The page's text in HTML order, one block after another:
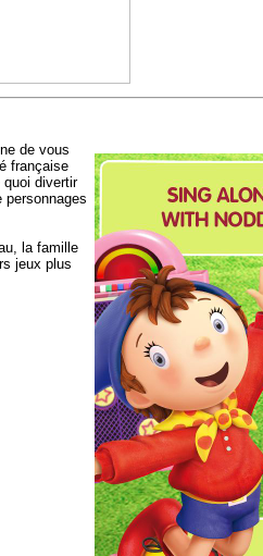
de vous
française
divertir
personnages
la famille
jeux plus